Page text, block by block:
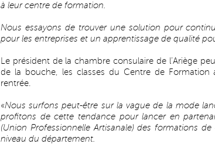
à leur centre de formation.
Nous essayons de trouver une solution pour
pour les entreprises et un apprentissage de qualité
Le président de la chambre consulaire de l’Ariège
de la bouche, les classes du Centre de
rentrée.
«Nous surfons peut-être sur la vague de la mode
profitons de cette tendance pour lancer en
(Union Professionnelle Artisanale) des formations
niveau du département.